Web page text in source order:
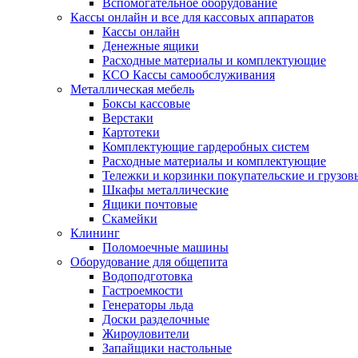
Вспомогательное оборудование
Кассы онлайн и все для кассовых аппаратов
Кассы онлайн
Денежные ящики
Расходные материалы и комплектующие
КСО Кассы самообслуживания
Металлическая мебель
Боксы кассовые
Верстаки
Картотеки
Комплектующие гардеробных систем
Расходные материалы и комплектующие
Тележки и корзинки покупательские и
Шкафы металлические
Ящики почтовые
Скамейки
Клининг
Поломоечные машины
Оборудование для общепита
Водоподготовка
Гастроемкости
Генераторы льда
Доски разделочные
Жироуловители
Запайщики настольные